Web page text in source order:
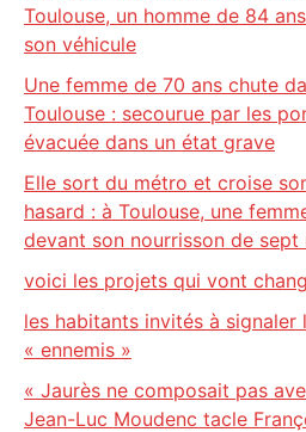
Toulouse, un homme de 84
son véhicule
Une femme de 70 ans chute
Toulouse : secourue par les
évacuée dans un état grave
Elle sort du métro et croise
hasard : à Toulouse, une
devant son nourrisson de sept
voici les projets qui vont
les habitants invités à signaler
« ennemis »
« Jaurès ne composait pas
Jean-Luc Moudenc tacle